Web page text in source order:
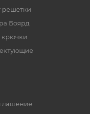
решетки
Боярд
крючки